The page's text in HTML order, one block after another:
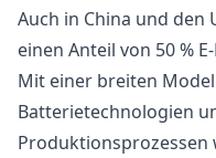
Auch in China und den
einen Anteil von 50 %
Mit einer breiten
Batterietechnologien
Produktionsprozessen